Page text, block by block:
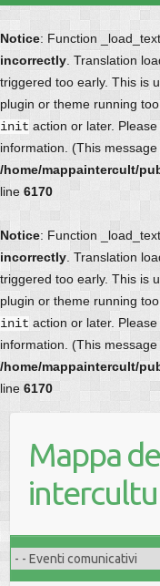
Notice: Function
incorrectly . Translation
triggered too early. This is
plugin or theme running
init action or later.
information. (This
/home/mappaintercult/
line 6170
Notice: Function
incorrectly . Translation
triggered too early. This is
plugin or theme running
init action or later. Please
information. (This
/home/mappaintercult/
line 6170
Mappa